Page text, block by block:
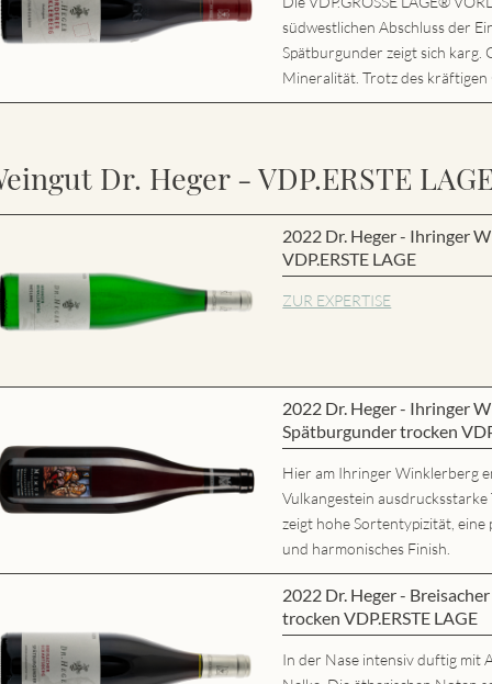
südwestlichen Abschluss der
Spätburgunder zeigt sich karg.
Mineralität. Trotz des kräftigen
Dr. Heger - VDP.ERSTE
2022 Dr. Heger - Ihringer
VDP.ERSTE LAGE
ZUR EXPERTISE
2022 Dr. Heger - Ihringer
Spätburgunder trocken
Hier am Ihringer Winklerberg
Vulkangestein
zeigt hohe Sortentypizität,
und harmonisches Finish.
2022 Dr. Heger -
trocken VDP.ERSTE LAGE
In der Nase intensiv duftig mit